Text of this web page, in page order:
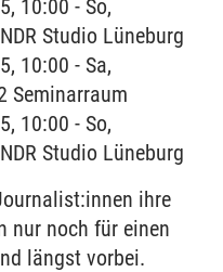
10:00 - So,
Studio Lüneburg
10:00 - Sa,
Seminarraum
10:00 - So,
Studio Lüneburg
ihre
nur noch für einen
längst vorbei.